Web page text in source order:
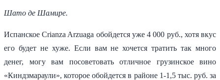
Шато де Шамире.
Испанское Crianza Arzuaga обойдется уже 4 000 руб., хотя вкус
его будет не хуже. Если вам не хочется тратить так много
денег, могу вам посоветовать отличное грузинское вино
«Киндзмараули», которое обойдется в районе 1-1,5 тыс. руб. за